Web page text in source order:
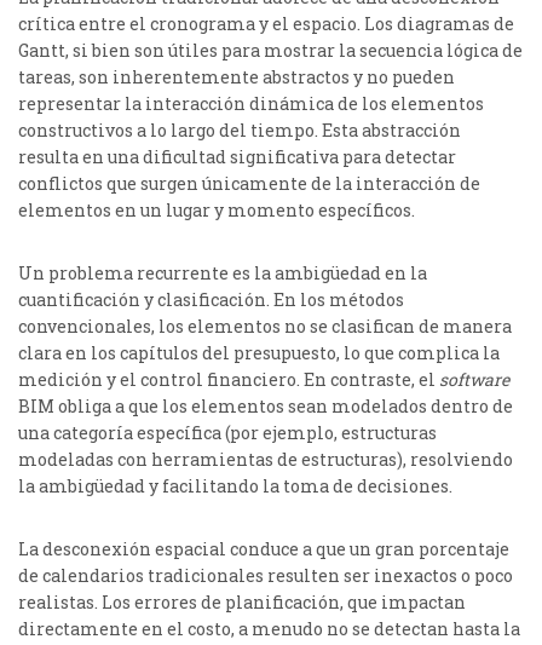
crítica entre el cronograma y el espacio. Los diagramas de
Gantt, si bien son útiles para mostrar la secuencia lógica de
tareas, son inherentemente abstractos y no pueden
representar la interacción dinámica de los elementos
constructivos a lo largo del tiempo. Esta abstracción
resulta en una dificultad significativa para detectar
conflictos que surgen únicamente de la interacción de
elementos en un lugar y momento específicos.
Un problema recurrente es la ambigüedad en la
cuantificación y clasificación. En los métodos
convencionales, los elementos no se clasifican de manera
clara en los capítulos del presupuesto, lo que complica la
medición y el control financiero. En contraste, el software
BIM obliga a que los elementos sean modelados dentro de
una categoría específica (por ejemplo, estructuras
modeladas con herramientas de estructuras), resolviendo
la ambigüedad y facilitando la toma de decisiones.
La desconexión espacial conduce a que un gran porcentaje
de calendarios tradicionales resulten ser inexactos o poco
realistas. Los errores de planificación, que impactan
directamente en el costo, a menudo no se detectan hasta la